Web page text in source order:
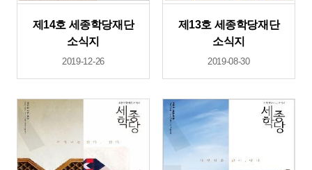
제14호 세종학당재단
소식지
2019-12-26
제13호 세종학당재단
소식지
2019-08-30